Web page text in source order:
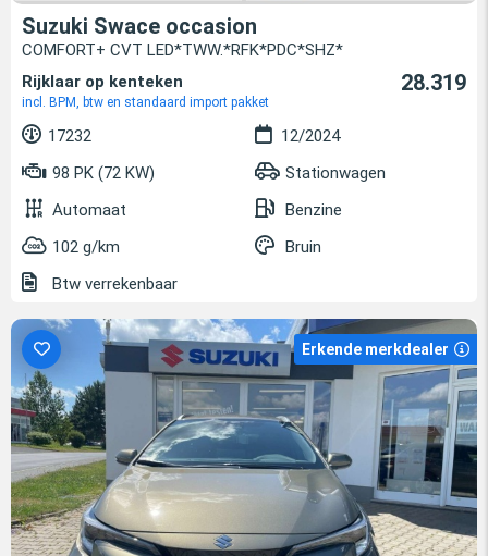
Suzuki Swace occasion
COMFORT+ CVT LED*TWW.*RFK*PDC*SHZ*
Rijklaar op kenteken
incl. BPM, btw en standaard import pakket
28.319
17232
12/2024
98 PK (72 KW)
Stationwagen
Automaat
Benzine
102 g/km
Bruin
Btw verrekenbaar
Erkende merkdealer